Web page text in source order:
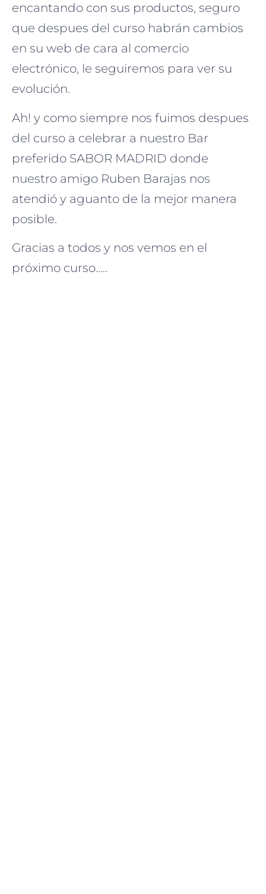
encantando con sus productos, seguro
que despues del curso habrán cambios
en su web de cara al comercio
electrónico, le seguiremos para ver su
evolución.
Ah! y como siempre nos fuimos despues
del curso a celebrar a nuestro Bar
preferido SABOR MADRID donde
nuestro amigo Ruben Barajas nos
atendió y aguanto de la mejor manera
posible.
Gracias a todos y nos vemos en el
próximo curso…..